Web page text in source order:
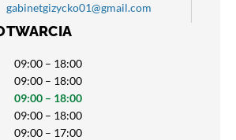
gabinetgizycko01@gmail.com
09:00 – 18:00
09:00 – 18:00
09:00 – 18:00
09:00 – 18:00
09:00 – 17:00